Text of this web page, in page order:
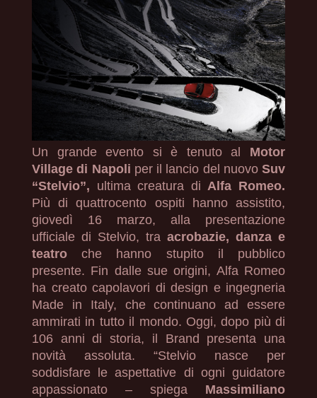
Un grande evento si è tenuto al Motor
Village di Napoli per il lancio del nuovo Suv
“Stelvio”, ultima creatura diAlfa Romeo.
Più di quattrocento ospiti hanno assistito,
giovedì 16 marzo, alla presentazione
ufficiale di Stelvio, tra acrobazie, danza e
teatro che hanno stupito il pubblico
presente. Fin dalle sue origini, Alfa Romeo
ha creato capolavori di design e ingegneria
Made in Italy, che continuano ad essere
ammirati in tutto il mondo. Oggi, dopo più di
106 anni di storia, il Brand presenta una
novità assoluta. “Stelvio nasce per
soddisfare le aspettative di ogni guidatore
appassionato – spiega Massimiliano